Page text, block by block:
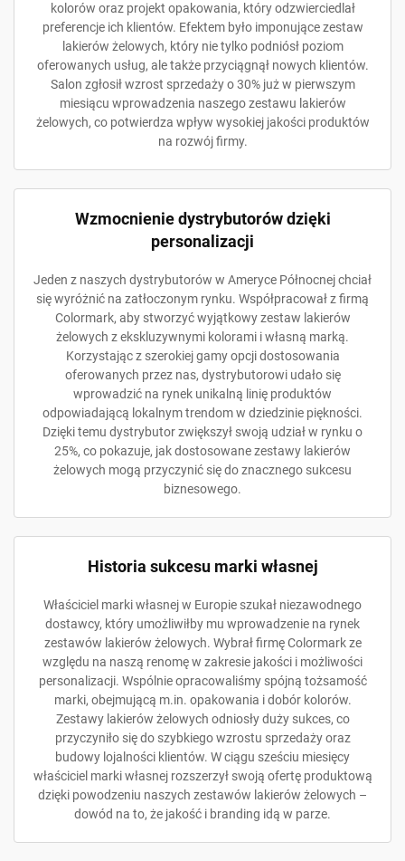
kolorów oraz projekt opakowania, który odzwierciedlał
preferencje ich klientów. Efektem było imponujące zestaw
lakierów żelowych, który nie tylko podniósł poziom
oferowanych usług, ale także przyciągnął nowych klientów.
Salon zgłosił wzrost sprzedaży o 30% już w pierwszym
miesiącu wprowadzenia naszego zestawu lakierów
żelowych, co potwierdza wpływ wysokiej jakości produktów
na rozwój firmy.
Wzmocnienie dystrybutorów dzięki
personalizacji
Jeden z naszych dystrybutorów w Ameryce Północnej chciał
się wyróżnić na zatłoczonym rynku. Współpracował z firmą
Colormark, aby stworzyć wyjątkowy zestaw lakierów
żelowych z ekskluzywnymi kolorami i własną marką.
Korzystając z szerokiej gamy opcji dostosowania
oferowanych przez nas, dystrybutorowi udało się
wprowadzić na rynek unikalną linię produktów
odpowiadającą lokalnym trendom w dziedzinie piękności.
Dzięki temu dystrybutor zwiększył swoją udział w rynku o
25%, co pokazuje, jak dostosowane zestawy lakierów
żelowych mogą przyczynić się do znacznego sukcesu
biznesowego.
Historia sukcesu marki własnej
Właściciel marki własnej w Europie szukał niezawodnego
dostawcy, który umożliwiłby mu wprowadzenie na rynek
zestawów lakierów żelowych. Wybrał firmę Colormark ze
względu na naszą renomę w zakresie jakości i możliwości
personalizacji. Wspólnie opracowaliśmy spójną tożsamość
marki, obejmującą m.in. opakowania i dobór kolorów.
Zestawy lakierów żelowych odniosły duży sukces, co
przyczyniło się do szybkiego wzrostu sprzedaży oraz
budowy lojalności klientów. W ciągu sześciu miesięcy
właściciel marki własnej rozszerzył swoją ofertę produktową
dzięki powodzeniu naszych zestawów lakierów żelowych –
dowód na to, że jakość i branding idą w parze.